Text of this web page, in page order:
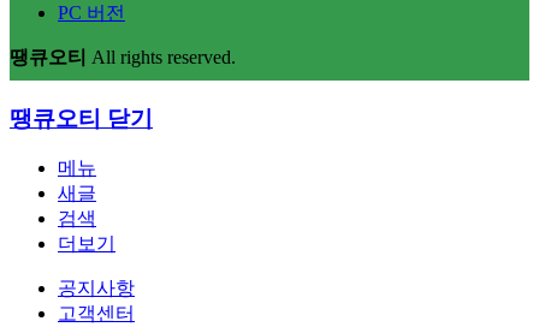
PC 버전
땡큐오티 All rights reserved.
땡큐오티 닫기
메뉴
새글
검색
더보기
공지사항
고객센터